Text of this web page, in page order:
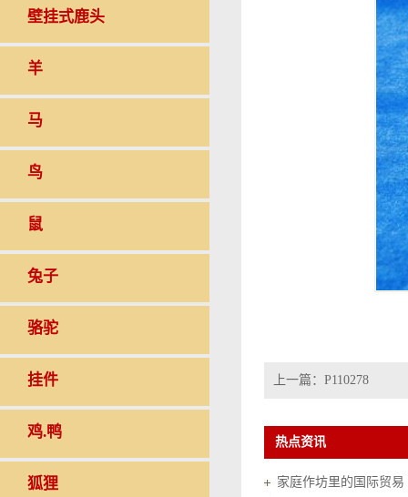
壁挂式鹿头
羊
马
鸟
鼠
兔子
骆驼
挂件
鸡.鸭
狐狸
上一篇： P110278
热点资讯
家庭作坊里的国际贸易